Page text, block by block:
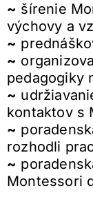
~ šírenie
výchovy a
~
~
pedagogiky
~
kontaktov s
~
rozhodli
~
Montessori